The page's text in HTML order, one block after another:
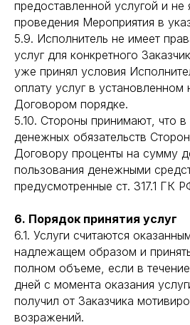
предоставленной услугой и не
проведения Мероприятия в
5.9. Исполнитель не имеет
услуг для конкретного
уже принял условия
оплату услуг в установленном
Договором порядке.
5.10. Стороны принимают, что
денежных обязательств
Договору проценты на сумму
пользования денежными
предусмотренные ст. 317.1 ГК
6. Порядок принятия услуг
6.1. Услуги считаются
надлежащем образом и
полном объеме, если в
дней с момента оказания
получил от Заказчика
возражений.